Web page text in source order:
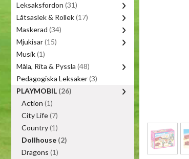
Leksaksfordon (31)
Låtsaslek & Rollek(17)
Maskerad (34)
Mjukisar(15)
Musik(1)
Måla, Rita & Pyssla (48)
Pedagogiska Leksaker(3)
PLAYMOBIL (26)
Action (1)
City Life(7)
Country(1)
Dollhouse (2)
Dragons (1)